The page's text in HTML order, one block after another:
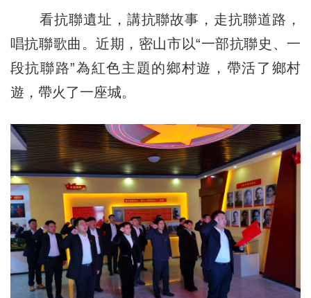
看抗聯遺址，講抗聯故事，走抗聯道路，
唱抗聯歌曲。近期，密山市以“一部抗聯史、一
段抗聯路”為紅色主題的鄉村遊，帶活了鄉村
遊，帶火了一座城。